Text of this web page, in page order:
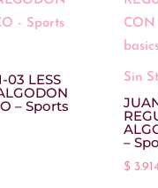
03 LESS
– Sports
Sin
–
$